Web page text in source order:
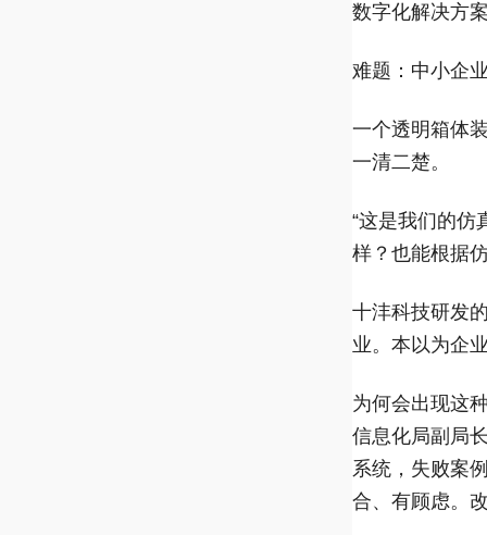
数字化解决方
难题：中小企
一个透明箱体
一清二楚。
“这是我们的仿
样？也能根据
十沣科技研发
业。本以为企
为何会出现这
信息化局副局
系统，失败案
合、有顾虑。